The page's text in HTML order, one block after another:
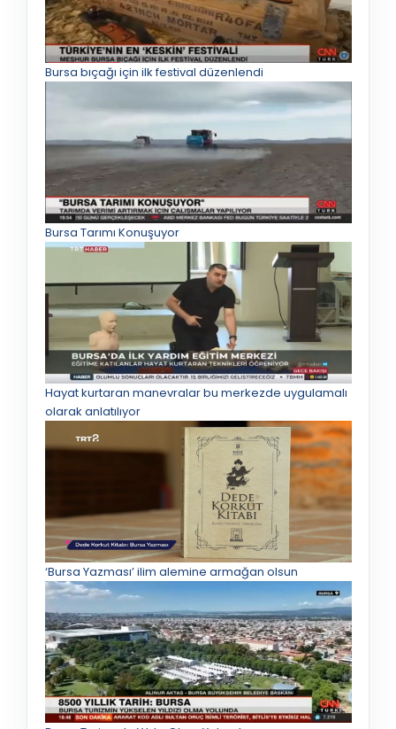
Bursa bıçağı için ilk festival düzenlendi
Bursa Tarımı Konuşuyor
Hayat kurtaran manevralar bu merkezde uygulamalı
olarak anlatılıyor
‘Bursa Yazması’ ilim alemine armağan olsun